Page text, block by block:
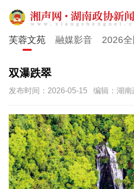
芙蓉文苑 融媒影音 2026
双瀑跌翠
发布时间：2026-05-15 编辑：湖南